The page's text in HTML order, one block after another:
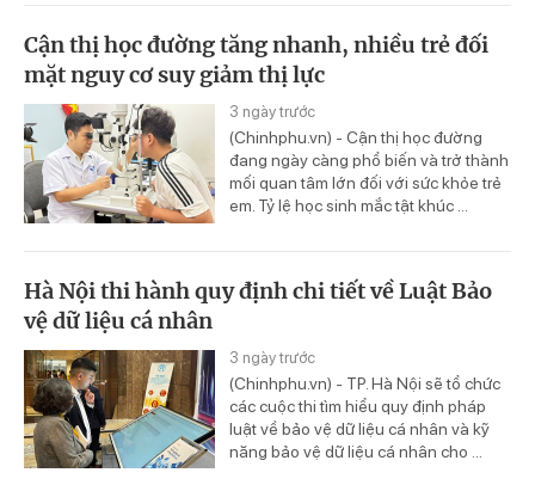
Cận thị học đường tăng nhanh, nhiều trẻ đối
mặt nguy cơ suy giảm thị lực
3 ngày trước
(Chinhphu.vn) - Cận thị học đường
đang ngày càng phổ biến và trở thành
mối quan tâm lớn đối với sức khỏe trẻ
em. Tỷ lệ học sinh mắc tật khúc ...
Hà Nội thi hành quy định chi tiết về Luật Bảo
vệ dữ liệu cá nhân
3 ngày trước
(Chinhphu.vn) - TP. Hà Nội sẽ tổ chức
các cuộc thi tìm hiểu quy định pháp
luật về bảo vệ dữ liệu cá nhân và kỹ
năng bảo vệ dữ liệu cá nhân cho ...